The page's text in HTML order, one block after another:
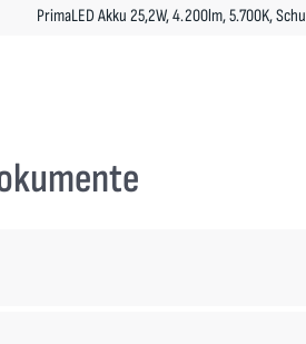
PrimaLED Akku 25,2W, 4.200lm, 5.700K,